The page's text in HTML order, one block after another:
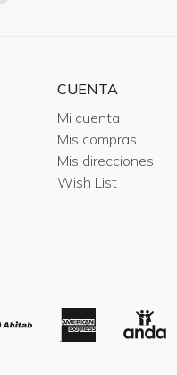
CUENTA
Mi cuenta
Mis compras
Mis direcciones
Wish List